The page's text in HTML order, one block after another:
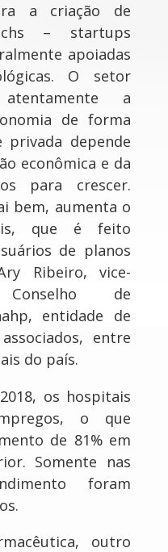
a criação de
– startups
apoiadas
O setor
a
de forma
privada depende
econômica e da
para crescer.
bem, aumenta o
que é feito
de planos
Ribeiro, vice-
de
entidade de
entre
do país.
os hospitais
o que
de 81% em
Somente nas
foram
outro